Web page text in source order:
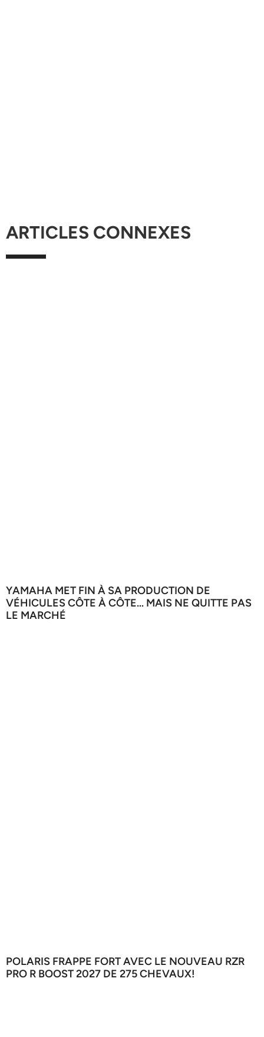
ARTICLES CONNEXES
YAMAHA MET FIN À SA PRODUCTION DE
VÉHICULES CÔTE À CÔTE… MAIS NE QUITTE PAS
LE MARCHÉ
POLARIS FRAPPE FORT AVEC LE NOUVEAU RZR
PRO R BOOST 2027 DE 275 CHEVAUX!